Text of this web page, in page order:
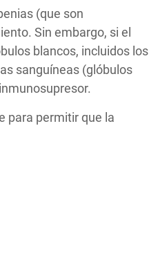
(que son
Sin embargo, si el
blancos, incluidos los
sanguíneas (glóbulos
para permitir que la